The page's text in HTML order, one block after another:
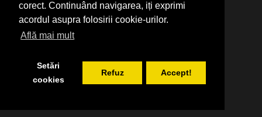
corect. Continuând navigarea, iți exprimi
acordul asupra folosirii cookie-urilor.
Află mai mult
Setări
cookies
Refuz Accept!